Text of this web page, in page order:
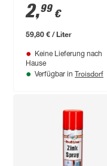
2,99 €
59,80 € / Liter
Keine Lieferung nach
Hause
Verfügbar in Troisdorf